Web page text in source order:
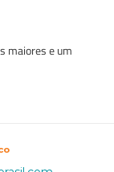
maiores e um